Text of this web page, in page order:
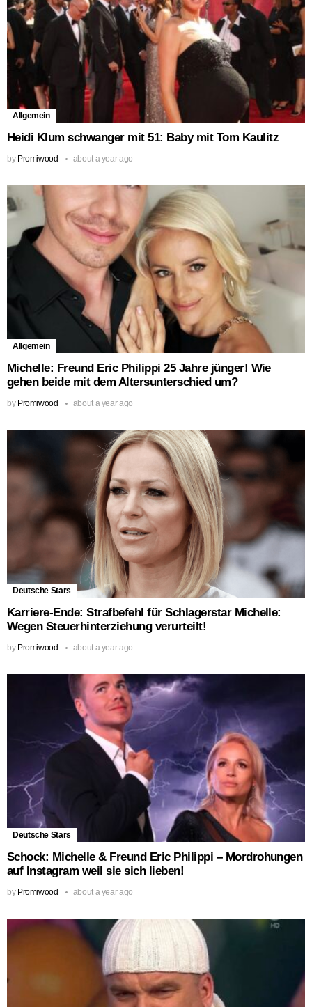
Allgemein
Heidi Klum schwanger mit 51: Baby mit Tom Kaulitz
by Promiwood about a year ago
Allgemein
Michelle: Freund Eric Philippi 25 Jahre jünger! Wie
gehen beide mit dem Altersunterschied um?
by Promiwood about a year ago
Deutsche Stars
Karriere-Ende: Strafbefehl für Schlagerstar Michelle:
Wegen Steuerhinterziehung verurteilt!
by Promiwood about a year ago
Deutsche Stars
Schock: Michelle & Freund Eric Philippi – Mordrohungen
auf Instagram weil sie sich lieben!
by Promiwood about a year ago